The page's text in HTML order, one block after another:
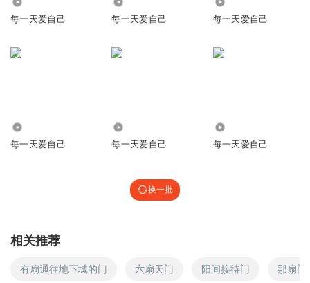
每一天爱自己 每一天爱自己 每一天爱自己
每一天爱自己 每一天爱自己 每一天爱自己
换一批
相关推荐
有扇通往地下城的门 六扇天门 阳间接待门 那扇门